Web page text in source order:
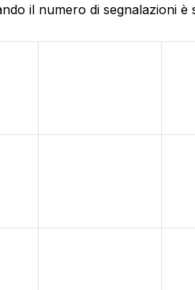
il numero di segnalazioni